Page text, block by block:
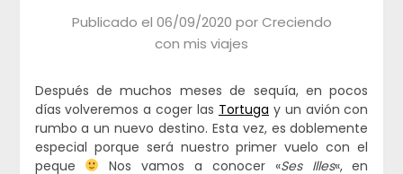
Publicado el 06/09/2020 porCreciendo
con mis viajes
Después de muchos meses de sequía, en pocos
días volveremos a coger las Tortuga y un avión con
rumbo a un nuevo destino. Esta vez, es doblemente
especial porque será nuestro primer vuelo con el
peque
Nos vamos a conocer «Ses Illes«, en